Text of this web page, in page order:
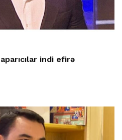
indi efirə